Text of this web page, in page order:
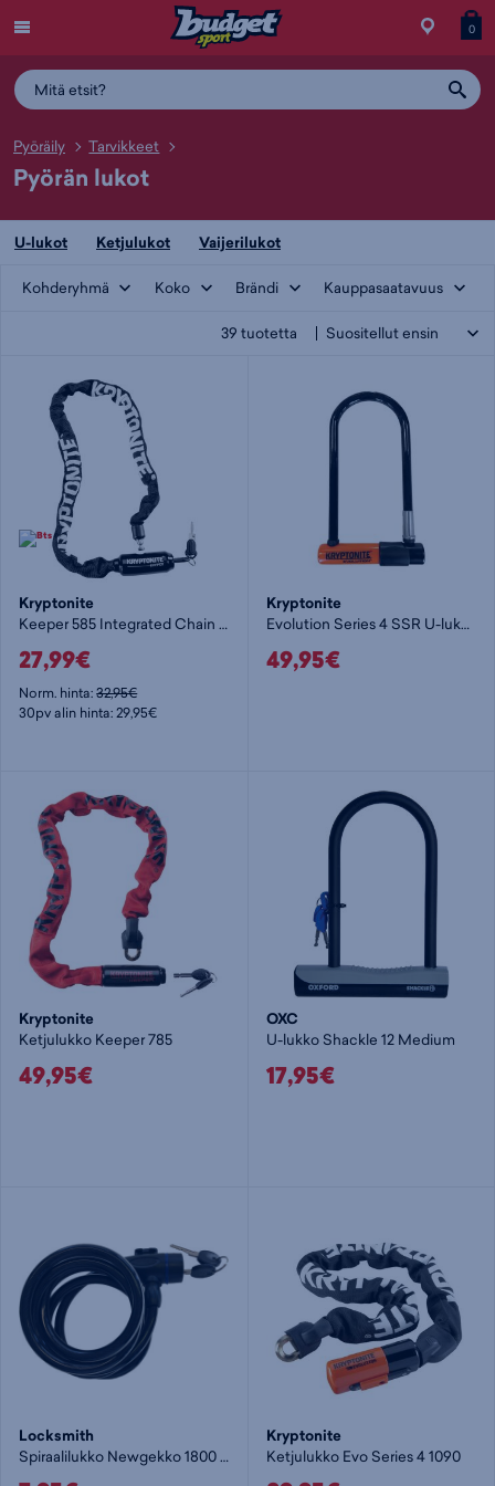
Siirry
0
Pyöräily Tarvikkeet
Pyörän lukot
U-lukot Ketjulukot Vaijerilukot
Kohderyhmä Koko Brändi Kauppasaatavuus
39 tuotetta
Kryptonite
Keeper 585 Integrated Chain - lukko
27,99€
Norm. hinta:32,95€
30pv alin hinta: 29,95€
Kryptonite
Evolution Series 4 SSR U-lukko
49,95€
Kryptonite
Ketjulukko Keeper 785
49,95€
OXC
U-lukko Shackle 12 Medium
17,95€
Locksmith
Spiraalilukko Newgekko 1800 X 10
Kryptonite
Ketjulukko Evo Series 4 1090